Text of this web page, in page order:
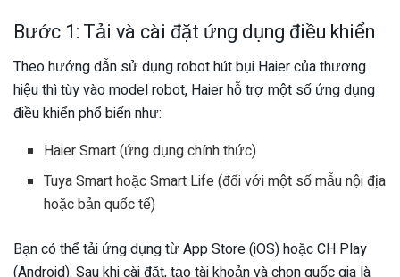
Bước 1: Tải và cài đặt ứng dụng điều khiển
Theo hướng dẫn sử dụng robot hút bụi Haier của thương
hiệu thì tùy vào model robot, Haier hỗ trợ một số ứng dụng
điều khiển phổ biến như:
Haier Smart (ứng dụng chính thức)
Tuya Smart hoặc Smart Life (đối với một số mẫu nội địa
hoặc bản quốc tế)
Bạn có thể tải ứng dụng từ App Store (iOS) hoặc CH Play
(Android). Sau khi cài đặt, tạo tài khoản và chọn quốc gia là